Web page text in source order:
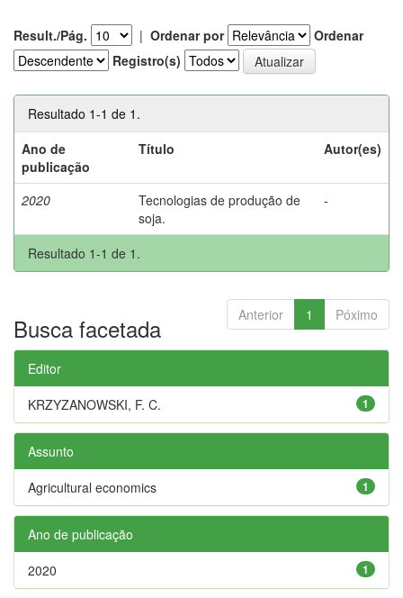
Result./Pág. | Ordenar por
Ordenar
Registro(s)
Resultado 1-1 de 1.
Ano de
publicação
Título Autor(es)
2020
Tecnologias de produção de
soja.
-
Resultado 1-1 de 1.
Anterior 1 Póximo
Busca facetada
Editor
1
KRZYZANOWSKI, F. C.
Assunto
1
Agricultural economics
Ano de publicação
1
2020